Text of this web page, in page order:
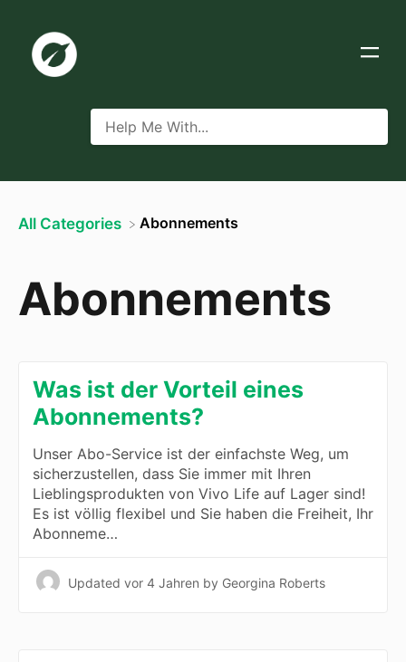
All Categories ​Abonnements
Abonnements
Was ist der Vorteil eines
Abonnements?
Unser Abo-Service ist der einfachste Weg, um
sicherzustellen, dass Sie immer mit Ihren
Lieblingsprodukten von Vivo Life auf Lager sind!
Es ist völlig flexibel und Sie haben die Freiheit, Ihr
Abonneme…
Updated vor 4 Jahren by Georgina Roberts